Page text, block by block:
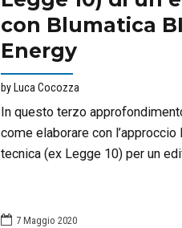
con Blumatica
Energy
by Luca Cocozza
In questo terzo
come elaborare con
tecnica (ex Legge 10) per un
7 Maggio 2020